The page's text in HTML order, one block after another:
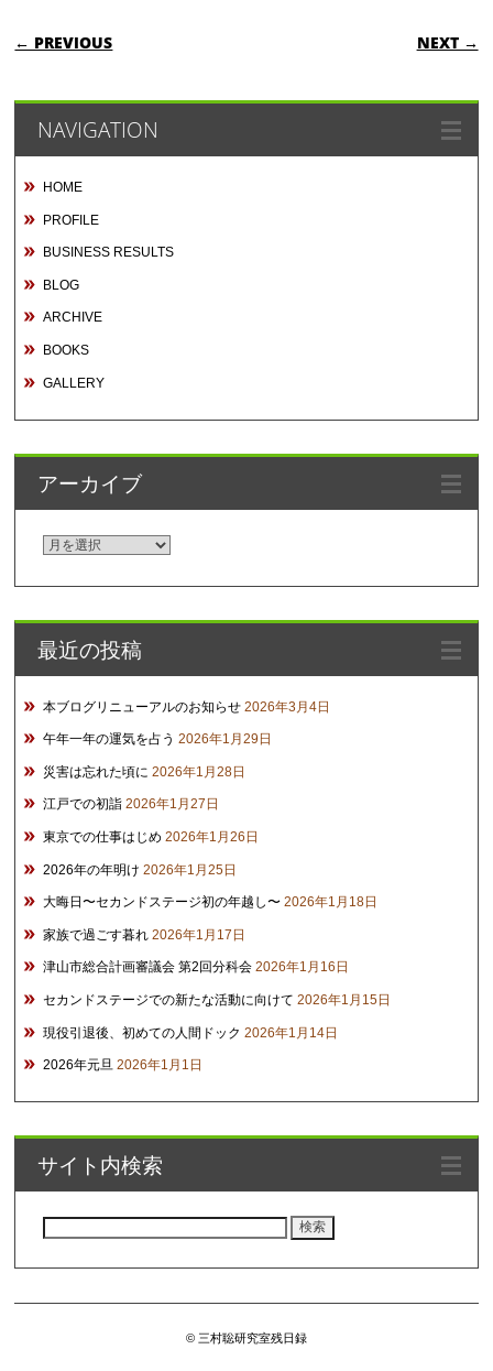
POST NAVIGATION
← PREVIOUS NEXT →
NAVIGATION
HOME
PROFILE
BUSINESS RESULTS
BLOG
ARCHIVE
BOOKS
GALLERY
アーカイブ
ア
イ
ブ
最近の投稿
本ブログリニューアルのお知らせ 2026年3月4日
午年一年の運気を占う 2026年1月29日
災害は忘れた頃に 2026年1月28日
江戸での初詣 2026年1月27日
東京での仕事はじめ 2026年1月26日
2026年の年明け 2026年1月25日
大晦日〜セカンドステージ初の年越し〜 2026年1月18日
家族で過ごす暮れ 2026年1月17日
津山市総合計画審議会 第2回分科会 2026年1月16日
セカンドステージでの新たな活動に向けて 2026年1月15日
現役引退後、初めての人間ドック 2026年1月14日
2026年元旦 2026年1月1日
サイト内検索
© 三村聡研究室残日録